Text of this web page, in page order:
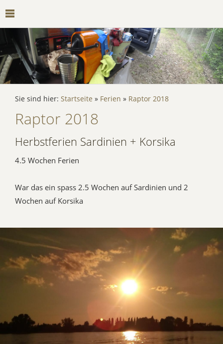
Sie sind hier: Startseite » Ferien » Raptor 2018
Raptor 2018
Herbstferien Sardinien + Korsika
4.5 Wochen Ferien
War das ein spass 2.5 Wochen auf Sardinien und 2
Wochen auf Korsika